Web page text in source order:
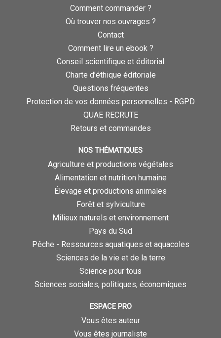
Comment commander ?
Où trouver nos ouvrages ?
Contact
Comment lire un ebook ?
Conseil scientifique et éditorial
Charte d’éthique éditoriale
Questions fréquentes
Protection de vos données personnelles - RGPD
QUAE RECRUTE
Retours et commandes
NOS THÉMATIQUES
Agriculture et productions végétales
Alimentation et nutrition humaine
Élevage et productions animales
Forêt et sylviculture
Milieux naturels et environnement
Pays du Sud
Pêche - Ressources aquatiques et aquacoles
Sciences de la vie et de la terre
Science pour tous
Sciences sociales, politiques, économiques
ESPACE PRO
Vous êtes auteur
Vous êtes journaliste